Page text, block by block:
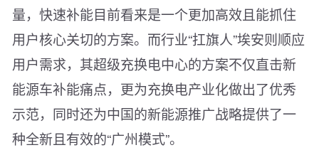
量，快速补能目前看来是一个更加高效且能抓住
用户核心关切的方案。而行业“扛旗人”埃安则顺应
用户需求，其超级充换电中心的方案不仅直击新
能源车补能痛点，更为充换电产业化做出了优秀
示范，同时还为中国的新能源推广战略提供了一
种全新且有效的“广州模式”。